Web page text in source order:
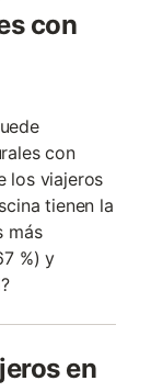
con
con
los viajeros
tienen la
más
%) y
en